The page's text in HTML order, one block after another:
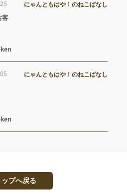
にゃんともはや！のねこばなし
客
にゃんともはや！のねこばなし
ップへ戻る